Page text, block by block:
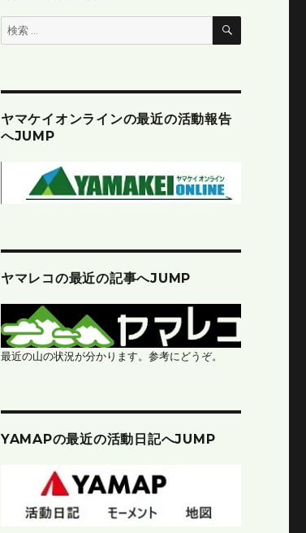
検
索:
検
ヤマケイオンラインの最近の活動報告
へJUMP
ヤマレコの最近の記事へJUMP
最近の山の状況が分かります。参考にどうぞ。
YAMAPの最近の活動日記へJUMP